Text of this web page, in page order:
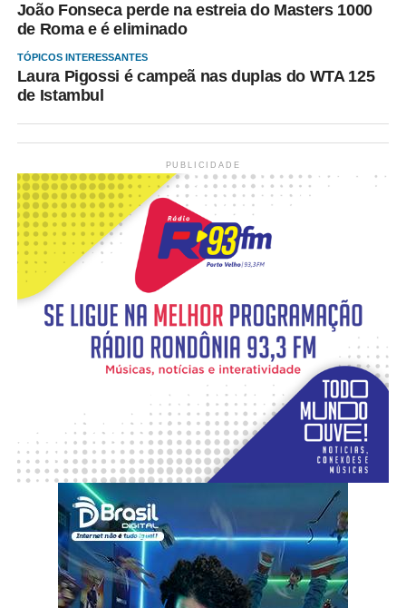
João Fonseca perde na estreia do Masters 1000
de Roma e é eliminado
TÓPICOS INTERESSANTES
Laura Pigossi é campeã nas duplas do WTA 125
de Istambul
PUBLICIDADE